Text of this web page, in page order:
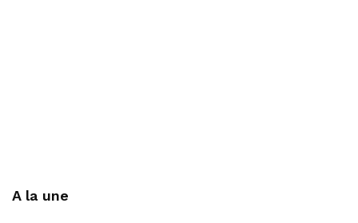
A la une